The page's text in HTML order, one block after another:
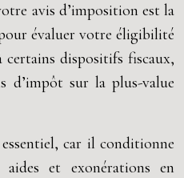
avis d’imposition est la
évaluer votre éligibilité
certains dispositifs fiscaux,
d’impôt sur la plus-value
car il conditionne
aides et exonérations en